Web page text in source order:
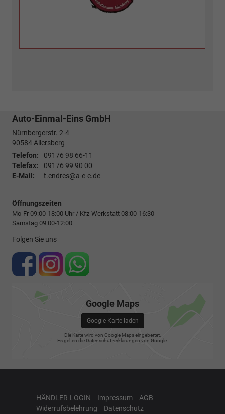
Auto-Einmal-Eins GmbH
Nürnbergerstr. 2-4
90584Allersberg
Telefon:
09176 98 66-11
Telefax:
09176 99 90 00
E-Mail:
t.endres@a-e-e.de
Öffnungszeiten
Mo-Fr 09:00-18:00 Uhr / Kfz-Werkstatt 08:00-16:30
Samstag 09:00-12:00
Folgen Sie uns
Google Maps
Google Karte laden
Die Karte wird von Google Maps eingebettet.
Es gelten die Datenschutzerklärungen von Google.
HÄNDLER-LOGIN Impressum
AGB
Widerrufsbelehrung
Datenschutz